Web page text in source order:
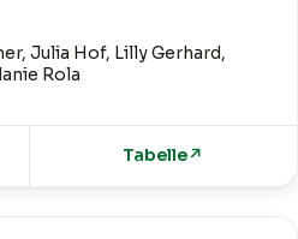
Julia Hof, Lilly Gerhard,
Rola
Tabelle↗